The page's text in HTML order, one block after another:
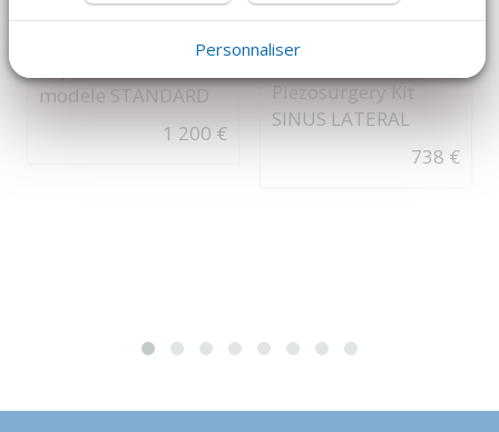
modele STANDARD
1 200 €
Piezosurgery Kit
SINUS LATERAL
738 €
Personnaliser